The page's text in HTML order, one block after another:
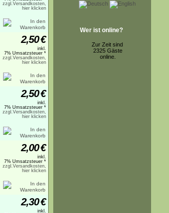
zzgl.Versandkosten,
hier klicken
2,50€
inkl.
7% Umsatzsteuer *
zzgl.Versandkosten,
hier klicken
2,50€
inkl.
7% Umsatzsteuer *
zzgl.Versandkosten,
hier klicken
2,00€
inkl.
7% Umsatzsteuer *
zzgl.Versandkosten,
hier klicken
2,30€
inkl.
Wer ist online?
Zur Zeit sind
2325 Gäste
online.